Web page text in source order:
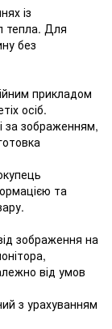
із
тепла. Для
без
прикладом
осіб.
за зображенням,
та
зображення на
від умов
з урахуванням